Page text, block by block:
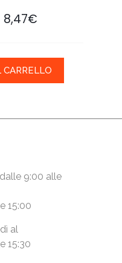
8,47€
CARRELLO
9:00 alle
15:00
al
15:30